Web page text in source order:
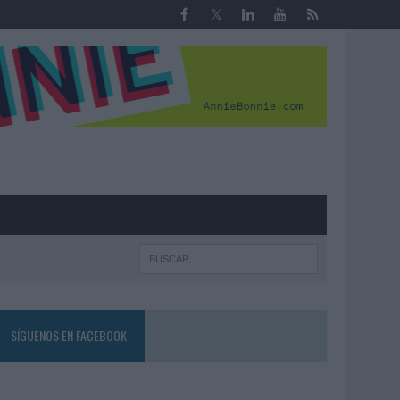
SÍGUENOS EN FACEBOOK